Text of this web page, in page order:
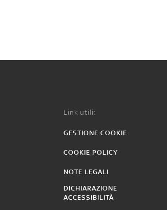
Link utili:
GESTIONE COOKIE
COOKIE POLICY
NOTE LEGALI
DICHIARAZIONE
ACCESSIBILITÀ